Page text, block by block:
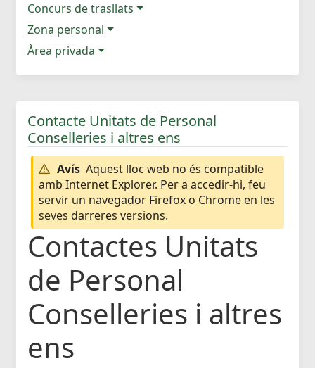
Concurs de trasllats
Zona personal
Àrea privada
Contacte Unitats de Personal
Conselleries i altres ens
Avís Aquest lloc web no és compatible
amb Internet Explorer. Per a accedir-hi, feu
servir un navegador Firefox o Chrome en les
seves darreres versions.
Contactes Unitats
de Personal
Conselleries i altres
ens